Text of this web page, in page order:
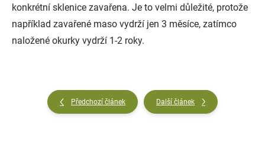
konkrétní sklenice zavařena. Je to velmi důležité, protože
například zavařené maso vydrží jen 3 měsíce, zatímco
naložené okurky vydrží 1-2 roky.
Předchozí článek Další článek